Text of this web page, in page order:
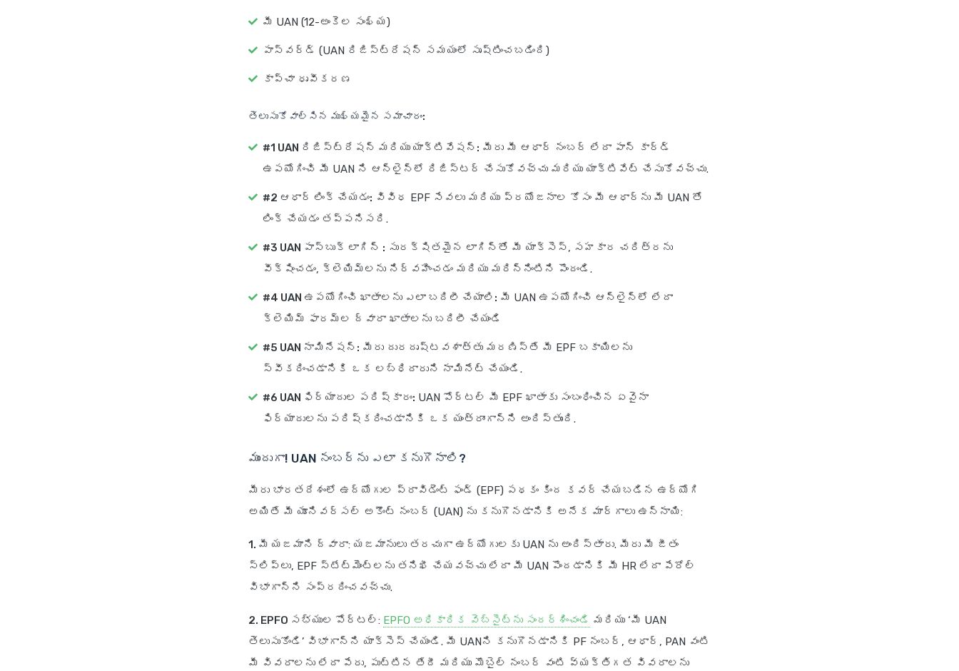
మీ UAN (12-అంకెల సంఖ్య)
పాస్‌వర్డ్ (UAN రిజిస్ట్రేషన్ సమయంలో సృష్టించబడింది)
కాప్చా ధృవీకరణ
తెలుసుకోవాల్సిన ముఖ్యమైన సమాచారం:
#1 UAN రిజిస్ట్రేషన్ మరియు యాక్టివేషన్: మీరు మీ ఆధార్ నంబర్ లేదా పాన్ కార్డ్
ఉపయోగించి మీ UAN ని ఆన్‌లైన్‌లో రిజిస్టర్ చేసుకోవచ్చు మరియు యాక్టివేట్ చేసుకోవచ్చు.
#2 ఆధార్ లింక్ చేయడం: వివిధ EPF సేవలు మరియు ప్రయోజనాల కోసం మీ ఆధార్‌ను మీ UAN తో
లింక్ చేయడం తప్పనిసరి.
#3 UAN పాస్‌బుక్ లాగిన్ : సురక్షితమైన లాగిన్‌తో మీ యాక్సెస్, సహకార చరిత్రను
వీక్షించడం, క్లెయిమ్‌లను నిర్వహించడం మరియు మరిన్నింటిని పొందండి.
#4 UAN ఉపయోగించి ఖాతాలను ఎలా బదిలీ చేయాలి: మీ UAN ఉపయోగించి ఆన్‌లైన్‌లో లేదా
క్లెయిమ్ ఫారమ్‌ల ద్వారా ఖాతాలను బదిలీ చేయండి
#5 UAN నామినేషన్: మీరు దురదృష్టవశాత్తు మరణిస్తే మీ EPF బకాయిలను
స్వీకరించడానికి ఒక లబ్ధిదారుని నామినేట్ చేయండి.
#6 UAN ఫిర్యాదుల పరిష్కారం: UAN పోర్టల్ మీ EPF ఖాతాకు సంబంధించిన ఏవైనా
ఫిర్యాదులను పరిష్కరించడానికి ఒక యంత్రాంగాన్ని అందిస్తుంది.
ముందుగా! UAN నంబర్‌ను ఎలా కనుగొనాలి?
మీరు భారతదేశంలో ఉద్యోగుల ప్రావిడెంట్ ఫండ్ (EPF) పథకం కింద కవర్ చేయబడిన ఉద్యోగి
అయితే మీ యూనివర్సల్ అకౌంట్ నంబర్ (UAN) ను కనుగొనడానికి అనేక మార్గాలు ఉన్నాయి:
1. మీ యజమాని ద్వారా: యజమానులు తరచుగా ఉద్యోగులకు UAN ను అందిస్తారు. మీరు మీ జీతం
స్లిప్‌లు, EPF స్టేట్‌మెంట్‌లను తనిఖీ చేయవచ్చు లేదా మీ UAN పొందడానికి మీ HR లేదా పేరోల్
విభాగాన్ని సంప్రదించవచ్చు.
2. EPFO సభ్యుల పోర్టల్: EPFO అధికారిక వెబ్‌సైట్‌ను సందర్శించండి మరియు ‘మీ UAN
తెలుసుకోండి’ విభాగాన్ని యాక్సెస్ చేయండి. మీ UANని కనుగొనడానికి PF నంబర్, ఆధార్, PAN వంటి
మీ వివరాలను లేదా పేరు, పుట్టిన తేదీ మరియు మొబైల్ నంబర్ వంటి వ్యక్తిగత వివరాలను